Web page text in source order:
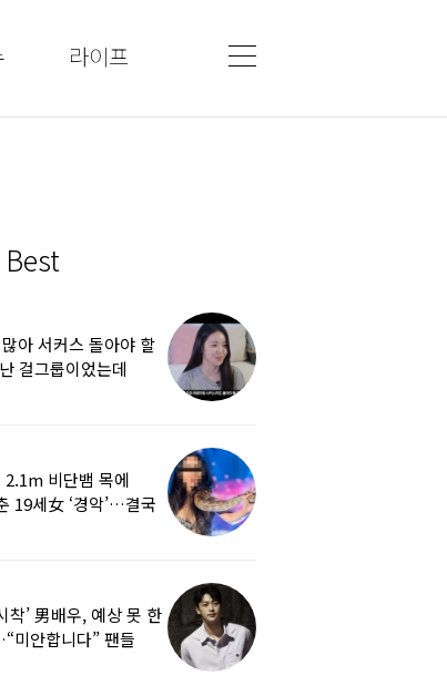
라이프
Best
아 서커스 돌아야 할
걸그룹이었는데
2.1m 비단뱀 목에
19세女 ‘경악’…결국
착’ 男배우, 예상 못 한
미안합니다” 팬들